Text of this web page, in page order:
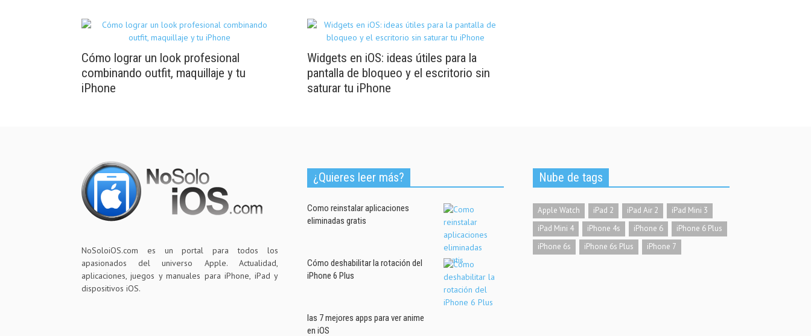
Cómo lograr un look profesional
combinando outfit, maquillaje y tu
iPhone
Widgets en iOS: ideas útiles para la
pantalla de bloqueo y el escritorio sin
saturar tu iPhone
NoSoloiOS.com es un portal para todos los
apasionados del universo Apple. Actualidad,
aplicaciones, juegos y manuales para iPhone, iPad y
dispositivos iOS.
¿Quieres leer más?
Como reinstalar aplicaciones
eliminadas gratis
Cómo deshabilitar la rotación del
iPhone 6 Plus
las 7 mejores apps para ver anime
en iOS
Nube de tags
Apple Watch iPad 2 iPad Air 2
iPad Mini 3
iPad Mini 4
iPhone 4s iPhone 6
iPhone 6 Plus
iPhone 6s
iPhone 6s Plus iPhone 7